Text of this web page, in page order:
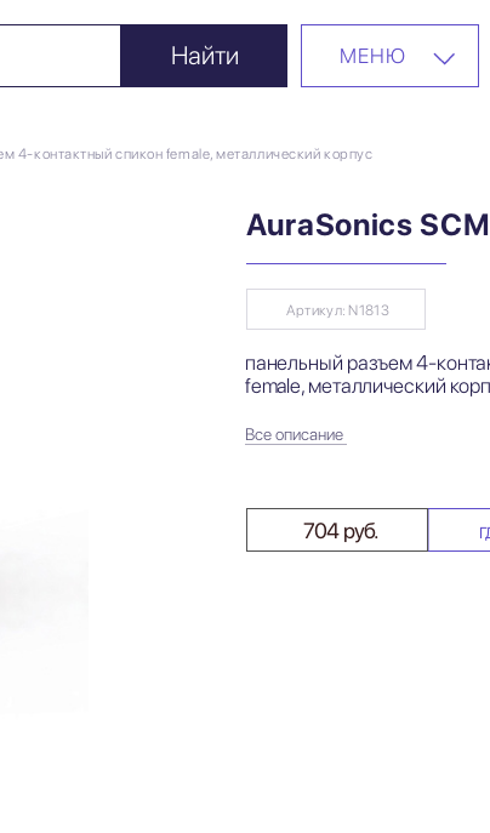
Найти МЕНЮ
4-контактный спикон female, металлический корпус
AuraSonics
Артикул: N1813
панельный разъем 4-
female, металлический
Все описание
704 руб.